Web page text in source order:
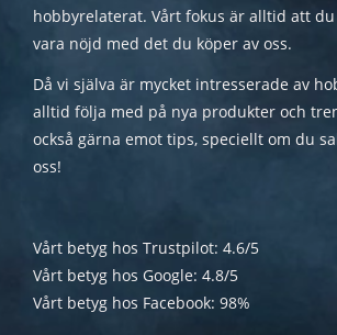
hobbyrelaterat. Vårt fokus är alltid att
vara nöjd med det du köper av oss.
Då vi själva är mycket intresserade av
alltid följa med på nya produkter och
också gärna emot tips, speciellt om du
oss!
Vårt betyg hos Trustpilot: 4.6/5
Vårt betyg hos Google: 4.8/5
Vårt betyg hos Facebook: 98%